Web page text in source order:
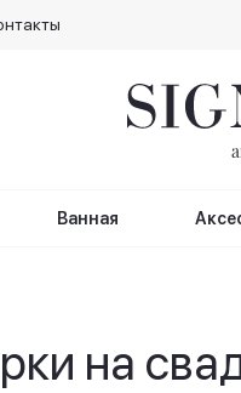
Ванная
на